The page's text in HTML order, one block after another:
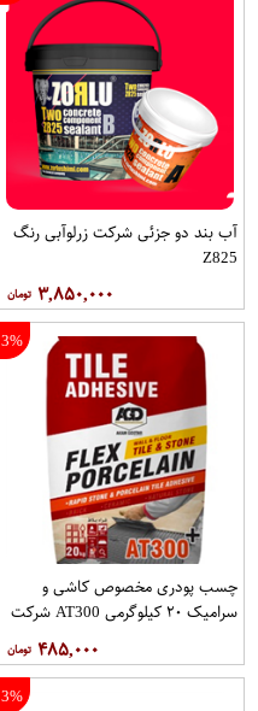
آب بند دو جزئی شرکت زرلوآبی رنگ
Z825
۳,۸۵۰,۰۰۰
3%
چسب پودری مخصوص کاشی و
سرامیک ۲۰ کیلوگرمی AT300 شرکت
۴۸۵,۰۰۰
3%